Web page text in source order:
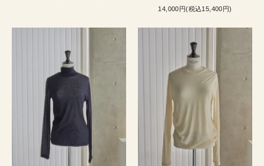
14,000円(税込15,400円)